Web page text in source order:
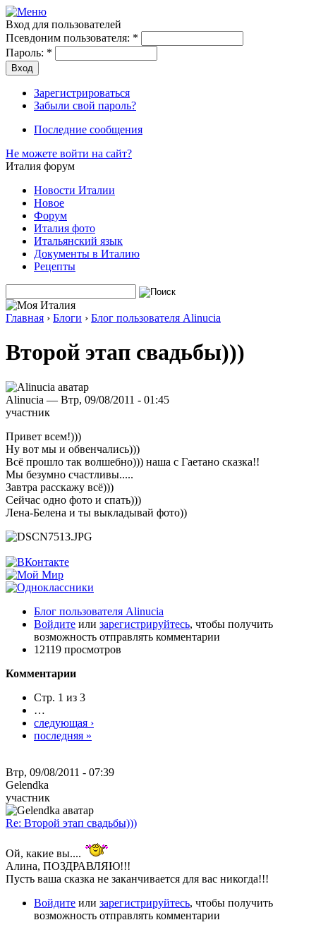
Вход для пользователей
Псевдоним пользователя: *
Пароль: *
Зарегистрироваться
Забыли свой пароль?
Последние сообщения
Не можете войти на сайт?
Италия форум
Новости Италии
Новое
Форум
Италия фото
Итальянский язык
Документы в Италию
Рецепты
Главная › Блоги › Блог пользователя Alinucia
Второй этап свадьбы)))
Alinucia — Втр, 09/08/2011 - 01:45
участник
Привет всем!)))
Ну вот мы и обвенчались)))
Всё прошло так волшебно))) наша с Гаетано сказка!!
Мы безумно счастливы.....
Завтра расскажу всё)))
Сейчас одно фото и спать)))
Лена-Белена и ты выкладывай фото))
Блог пользователя Alinucia
Войдите или зарегистрируйтесь, чтобы получить
возможность отправлять комментарии
12119 просмотров
Комментарии
Стр. 1 из 3
…
следующая ›
последняя »
Втр, 09/08/2011 - 07:39
Gelendka
участник
Re: Второй этап свадьбы)))
Ой, какие вы....
Алина, ПОЗДРАВЛЯЮ!!!
Пусть ваша сказка не заканчивается для вас никогда!!!
Войдите или зарегистрируйтесь, чтобы получить
возможность отправлять комментарии